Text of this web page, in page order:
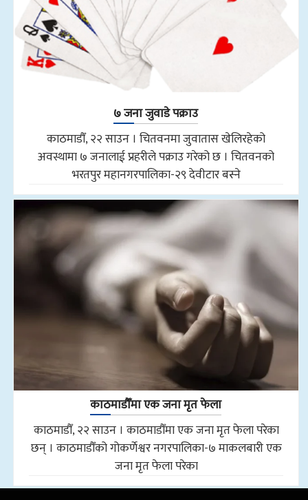
७ जना जुवाडे पक्राउ
काठमाडौँ, २२ साउन । चितवनमा जुवातास खेलिरहेको
अवस्थामा ७ जनालाई प्रहरीले पक्राउ गरेको छ । चितवनको
भरतपुर महानगरपालिका-२९ देवीटार बस्ने
काठमाडौँमा एक जना मृत फेला
काठमाडौँ, २२ साउन । काठमाडौँमा एक जना मृत फेला परेका
छन् । काठमाडौँको गोकर्णेश्वर नगरपालिका-७ माकलबारी एक
जना मृत फेला परेका